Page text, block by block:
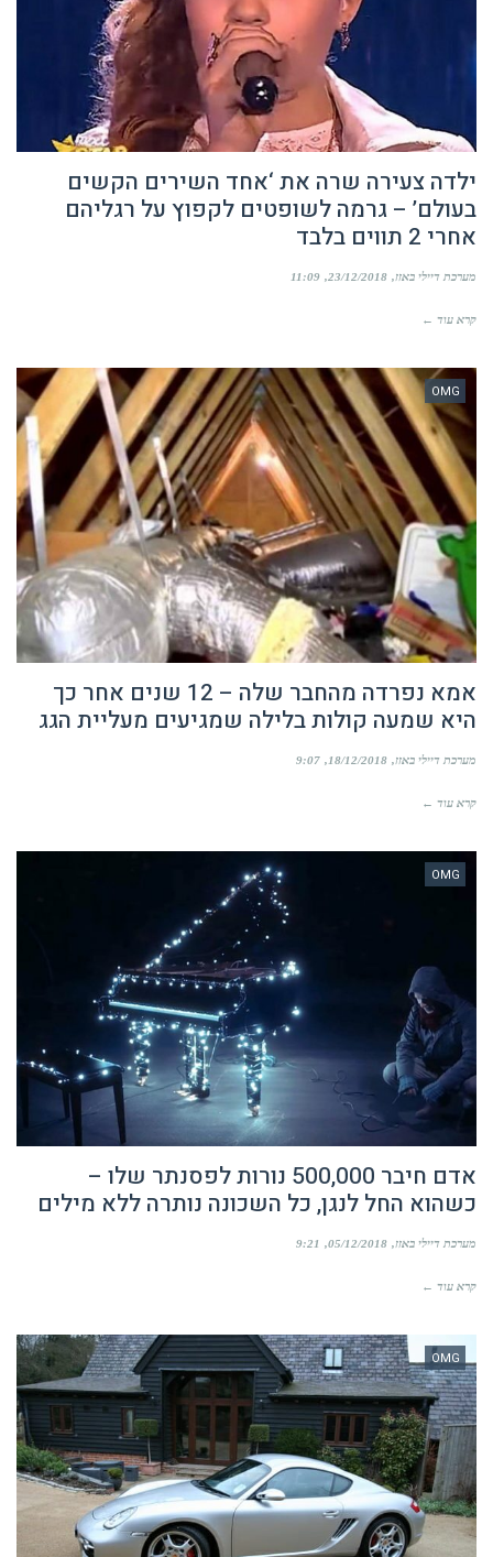
ילדה צעירה שרה את ‘אחד השירים הקשים
בעולם’ – גרמה לשופטים לקפוץ על רגליהם
אחרי 2 תווים בלבד
מערכת דיילי באזז 23/12/2018
11:09
קרא עוד ←
OMG
אמא נפרדה מהחבר שלה – 12 שנים אחר כך
היא שמעה קולות בלילה שמגיעים מעליית הגג
מערכת דיילי באזז 18/12/2018
9:07
קרא עוד ←
OMG
אדם חיבר 500,000 נורות לפסנתר שלו –
כשהוא החל לנגן, כל השכונה נותרה ללא מילים
מערכת דיילי באזז 05/12/2018
9:21
קרא עוד ←
OMG